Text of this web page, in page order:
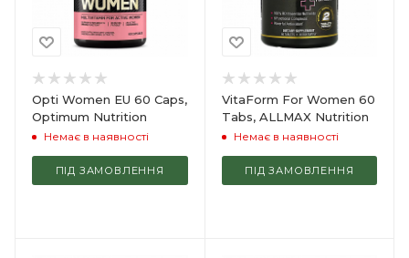
Opti Women EU 60 Caps,
Optimum Nutrition
Немає в наявності
ПІД ЗАМОВЛЕННЯ
VitaForm For Women 60
Tabs, ALLMAX Nutrition
Немає в наявності
ПІД ЗАМОВЛЕННЯ